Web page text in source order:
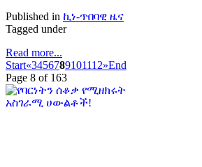
Published in ኪነ-ጥበባዊ ዜና
Tagged under
Read more...
Start«3456789101112»End
Page 8 of 163